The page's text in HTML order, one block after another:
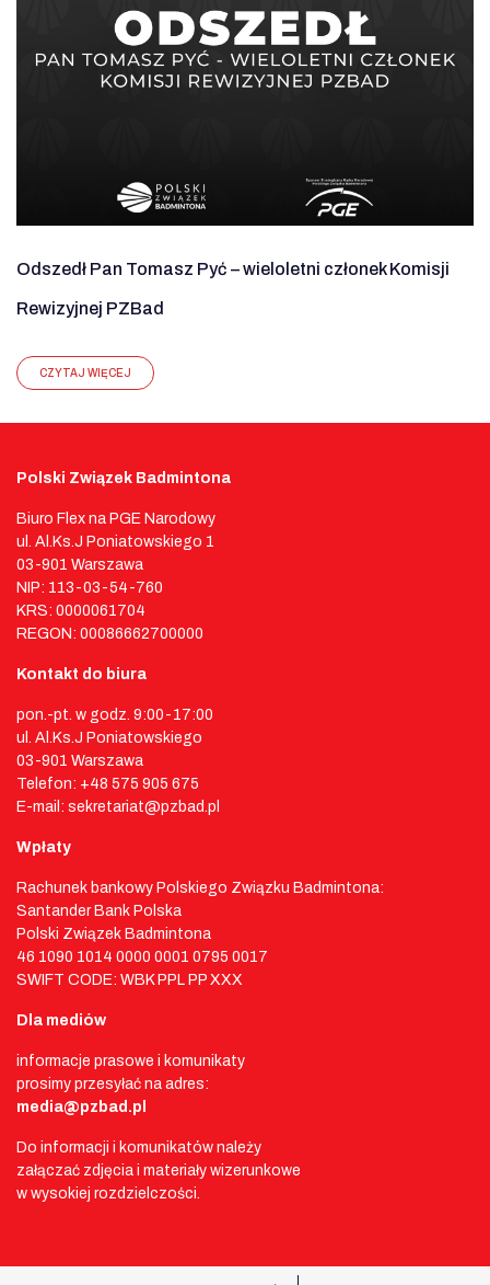
Odszedł Pan Tomasz Pyć – wieloletni członek Komisji
Rewizyjnej PZBad
CZYTAJ WIĘCEJ
Polski Związek Badmintona
Biuro Flex na PGE Narodowy
ul. Al.Ks.J Poniatowskiego 1
03-901 Warszawa
NIP: 113-03-54-760
KRS: 0000061704
REGON: 00086662700000
Kontakt do biura
pon.-pt. w godz. 9:00-17:00
ul. Al.Ks.J Poniatowskiego
03-901 Warszawa
Telefon: +48 575 905 675
E-mail: sekretariat@pzbad.pl
Wpłaty
Rachunek bankowy Polskiego Związku Badmintona:
Santander Bank Polska
Polski Związek Badmintona
46 1090 1014 0000 0001 0795 0017
SWIFT CODE: WBK PPL PP XXX
Dla mediów
informacje prasowe i komunikaty
prosimy przesyłać na adres:
media@pzbad.pl
Do informacji i komunikatów należy
załączać zdjęcia i materiały wizerunkowe
w wysokiej rozdzielczości.